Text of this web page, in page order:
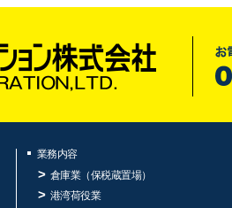
業務内容
倉庫業（保税蔵置場）
港湾荷役業